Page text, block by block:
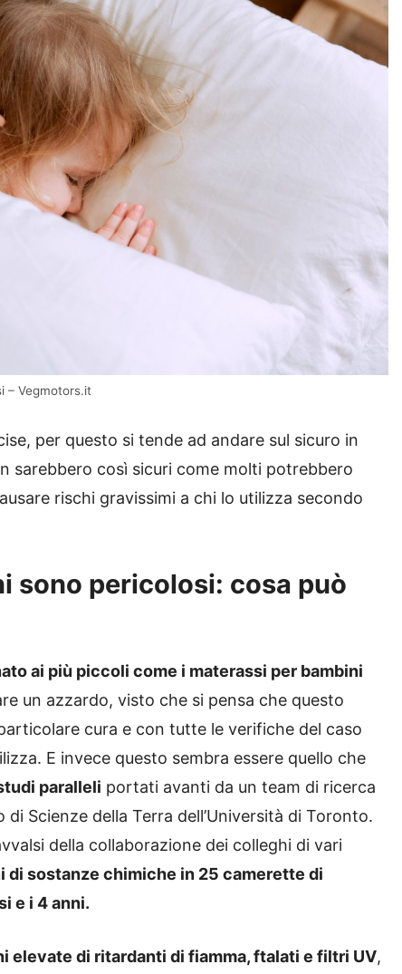
– Vegmotors.it
per questo si tende ad andare sul sicuro in
sarebbero così sicuri come molti potrebbero
rischi gravissimi a chi lo utilizza secondo
sono pericolosi: cosa può
ai più piccoli come i materassi per bambini
un azzardo, visto che si pensa che questo
cura e con tutte le verifiche del caso
E invece questo sembra essere quello che
paralleli portati avanti da un team di ricerca
Scienze della Terra dell’Università di Toronto.
della collaborazione dei colleghi di vari
di sostanze chimiche in 25 camerette di
e i 4 anni.
elevate di ritardanti di fiamma, ftalati e filtri UV,